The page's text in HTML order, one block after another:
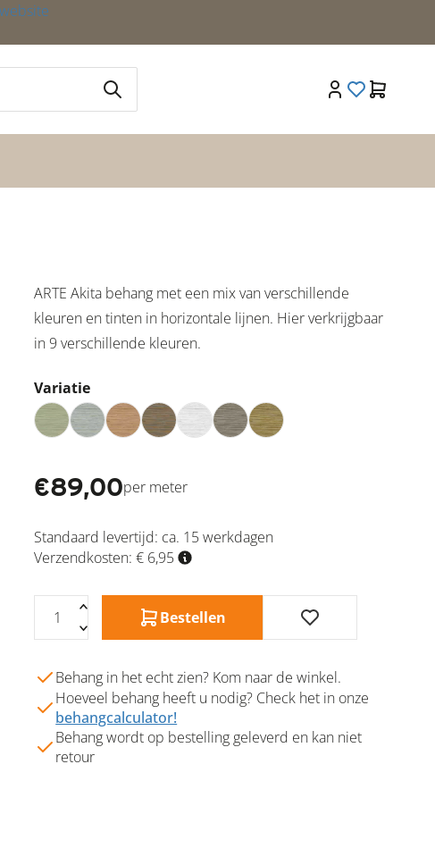
ARTE Akita behang met een mix van verschillende
kleuren en tinten in horizontale lijnen. Hier verkrijgbaar
in 9 verschillende kleuren.
Variatie
€89,00per meter
Standaard levertijd: ca. 15 werkdagen
Verzendkosten: € 6,95
Bestellen
Behang in het echt zien? Kom naar de winkel.
Hoeveel behang heeft u nodig? Check het in onze
behangcalculator!
Behang wordt op bestelling geleverd en kan niet
retour